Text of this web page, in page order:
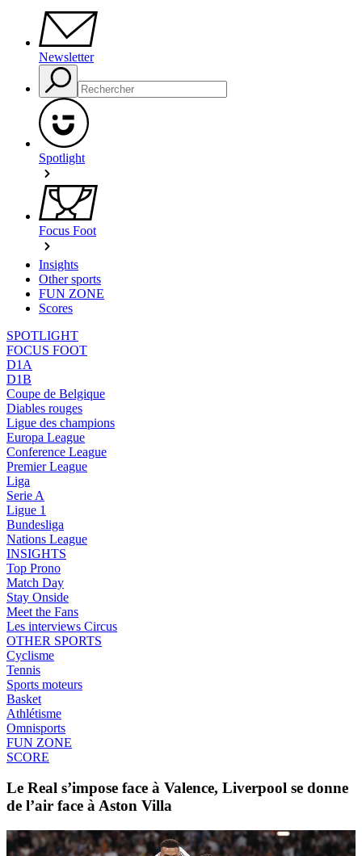
Newsletter
Spotlight
Focus Foot
Insights
Other sports
FUN ZONE
Scores
SPOTLIGHT
FOCUS FOOT
D1A
D1B
Coupe de Belgique
Diables rouges
Ligue des champions
Europa League
Conference League
Premier League
Liga
Serie A
Ligue 1
Bundesliga
Nations League
INSIGHTS
Top Prono
Match Day
Stay Onside
Meet the Fans
Les interviews Circus
OTHER SPORTS
Cyclisme
Tennis
Sports moteurs
Basket
Athlétisme
Omnisports
FUN ZONE
SCORE
Le Real s’impose face à Valence, Liverpool se donne
de l’air face à Aston Villa